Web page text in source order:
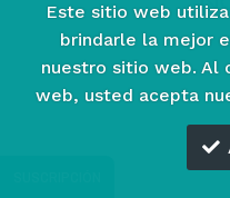
Este sitio web
brindarle la mejor
nuestro sitio web. Al
web, usted acepta